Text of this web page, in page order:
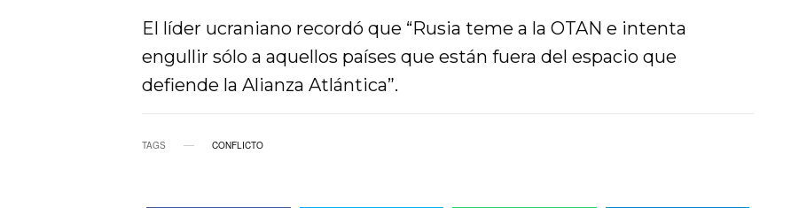
El líder ucraniano recordó que “Rusia teme a la OTAN e intenta
engullir sólo a aquellos países que están fuera del espacio que
defiende la Alianza Atlántica”.
TAGS CONFLICTO